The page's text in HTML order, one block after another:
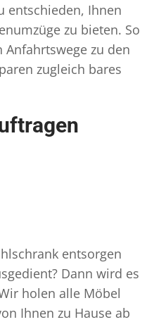
entschieden, Ihnen
zu bieten. So
zu den
zugleich bares
entsorgen
Dann wird es
holen alle Möbel
Ihnen zu Hause ab